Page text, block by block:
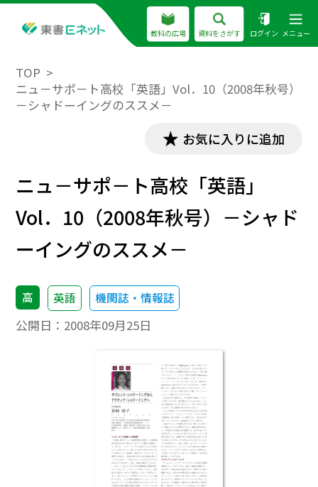
教科の広場 資料をさがす ログイン メニュー
TOP
ニュ－サポ－ト高校「英語」Vol．10（2008年秋号）
－シャドーイングのススメ－
お気に入りに追加
ニュ－サポ－ト高校「英語」
Vol．10（2008年秋号）－シャド
ーイングのススメ－
高 英語 機関誌・情報誌
公開日： 2008年09月25日